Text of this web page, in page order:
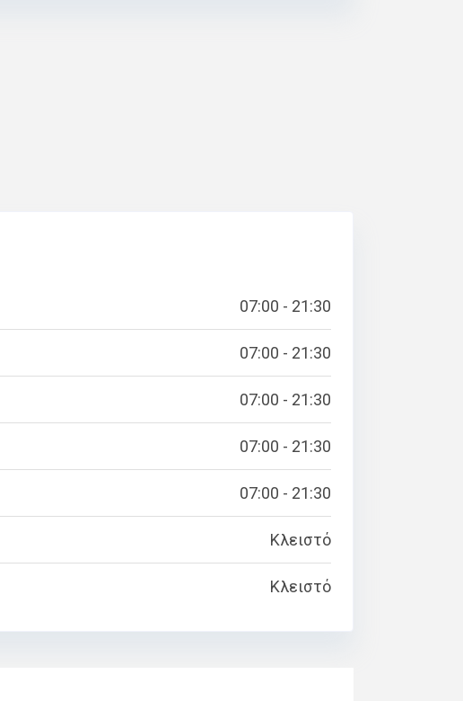
07:00 - 21:30
07:00 - 21:30
07:00 - 21:30
07:00 - 21:30
07:00 - 21:30
Κλειστό
Κλειστό